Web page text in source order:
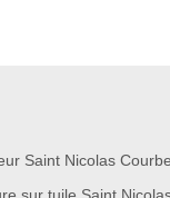
Saint Nicolas